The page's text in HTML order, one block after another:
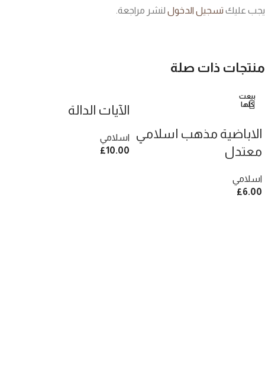
يجب عليك تسجيل الدخول لنشر مراجعة.
منتجات ذات صلة
بيعت
كلها
الاباضية مذهب اسلامي
معتدل
اسلامي
£6.00
الآيات الدالة
اسلامي
£10.00